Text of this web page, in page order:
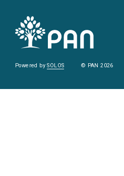
Powered bySOLOS © PAN 2026